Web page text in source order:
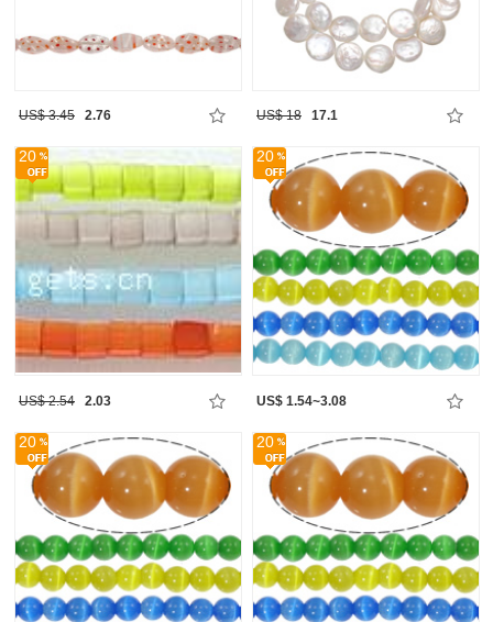
US$ 3.45 2.76 US$ 18 17.1
20
US$ 2.54 2.03
20
US$ 1.54~3.08
20 20